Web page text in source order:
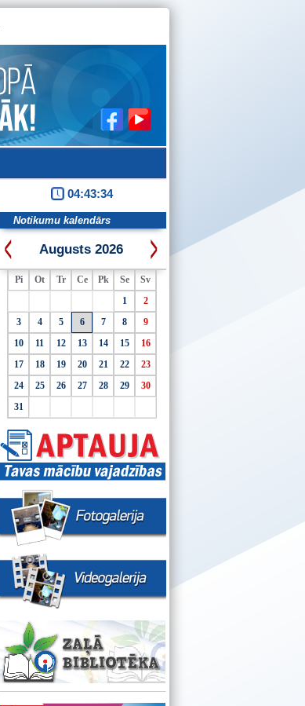
04:43:34
Notikumu kalendārs
Augusts 2026
Pi Ot Tr Ce Pk Se
Sv
1
2
3
4 5 6 7 8
9
10
11 12 13 14 15
16
17
18 19 20 21 22
23
24
25 26 27 28 29
30
31